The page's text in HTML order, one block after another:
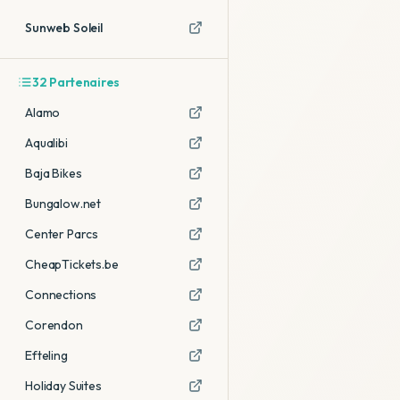
Sunweb Soleil
32 Partenaires
Alamo
Aqualibi
Baja Bikes
Bungalow.net
Center Parcs
CheapTickets.be
Connections
Corendon
Efteling
Holiday Suites